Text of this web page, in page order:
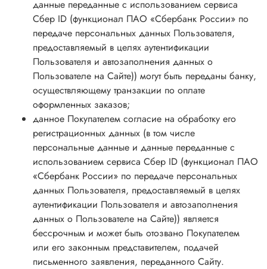
данные переданные с использованием сервиса
Сбер ID (функционал ПАО «Сбербанк России» по
передаче персональных данных Пользователя,
предоставляемый в целях аутентификации
Пользователя и автозаполнения данных о
Пользователе на Сайте)) могут быть переданы банку,
осуществляющему транзакции по оплате
оформленных заказов;
данное Покупателем согласие на обработку его
регистрационных данных (в том числе
персональные данные и данные переданные с
использованием сервиса Сбер ID (функционал ПАО
«Сбербанк России» по передаче персональных
данных Пользователя, предоставляемый в целях
аутентификации Пользователя и автозаполнения
данных о Пользователе на Сайте)) является
бессрочным и может быть отозвано Покупателем
или его законным представителем, подачей
письменного заявления, переданного Сайту.